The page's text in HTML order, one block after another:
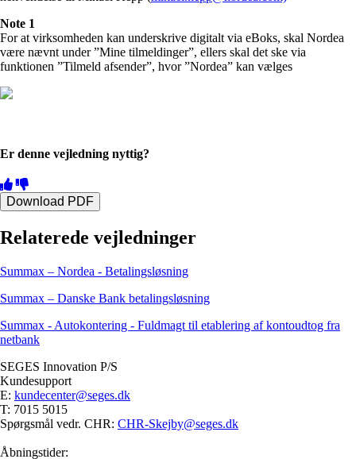
Note 1
For at virksomheden kan underskrive digitalt via eBoks, skal Nordea
være nævnt under ”Mine tilmeldinger”, ellers skal det ske via
funktionen ”Tilmeld afsender”, hvor ”Nordea” kan vælges
Er denne vejledning nyttig?
Download PDF
Relaterede vejledninger
Summax – Nordea - Betalingsløsning
Summax – Danske Bank betalingsløsning
Summax - Autokontering - Fuldmagt til etablering af kontoudtog fra
netbank
SEGES Innovation P/S
Kundesupport
E: kundecenter@seges.dk
T: 7015 5015
Spørgsmål vedr. CHR: CHR-Skejby@seges.dk
Åbningstider: